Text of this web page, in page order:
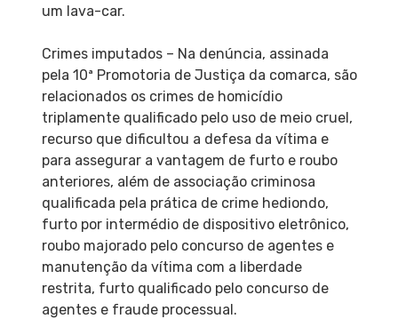
um lava-car.
Crimes imputados – Na denúncia, assinada
pela 10ª Promotoria de Justiça da comarca, são
relacionados os crimes de homicídio
triplamente qualificado pelo uso de meio cruel,
recurso que dificultou a defesa da vítima e
para assegurar a vantagem de furto e roubo
anteriores, além de associação criminosa
qualificada pela prática de crime hediondo,
furto por intermédio de dispositivo eletrônico,
roubo majorado pelo concurso de agentes e
manutenção da vítima com a liberdade
restrita, furto qualificado pelo concurso de
agentes e fraude processual.